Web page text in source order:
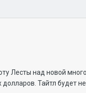
Лесты над новой
Тайтл будет не